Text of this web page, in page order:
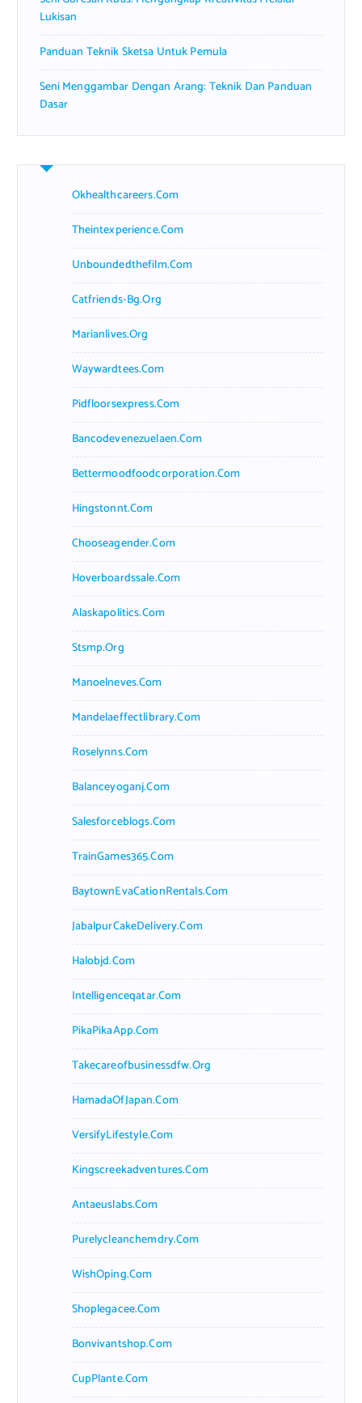
Lukisan
Panduan Teknik Sketsa Untuk Pemula
Seni Menggambar Dengan Arang: Teknik Dan Panduan
Dasar
Okhealthcareers.com
Theintexperience.com
Unboundedthefilm.com
Catfriends-Bg.org
Marianlives.org
Waywardtees.com
Pidfloorsexpress.com
Bancodevenezuelaen.com
Bettermoodfoodcorporation.com
Hingstonnt.com
Chooseagender.com
Hoverboardssale.com
Alaskapolitics.com
Stsmp.org
Manoelneves.com
Mandelaeffectlibrary.com
Roselynns.com
Balanceyoganj.com
Salesforceblogs.com
TrainGames365.com
BaytownEvaCationRentals.com
JabalpurCakeDelivery.com
Halobjd.com
Intelligenceqatar.com
PikaPikaApp.com
Takecareofbusinessdfw.org
HamadaOfJapan.com
VersifyLifestyle.com
Kingscreekadventures.com
Antaeuslabs.com
Purelycleanchemdry.com
WishOping.com
Shoplegacee.com
Bonvivantshop.com
CupPlante.com